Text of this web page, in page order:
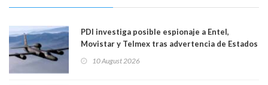
PDI investiga posible espionaje a Entel,
Movistar y Telmex tras advertencia de Estados
10 August 2026